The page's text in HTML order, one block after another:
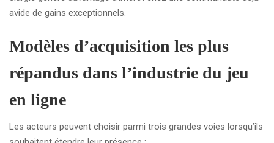
avide de gains exceptionnels.
Modèles d’acquisition les plus
répandus dans l’industrie du jeu
en ligne
Les acteurs peuvent choisir parmi trois grandes voies lorsqu’ils